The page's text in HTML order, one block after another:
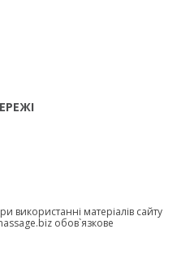
використанні матеріалів сайту
обов`язкове